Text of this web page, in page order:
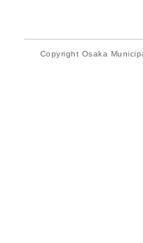
Copyright Osaka